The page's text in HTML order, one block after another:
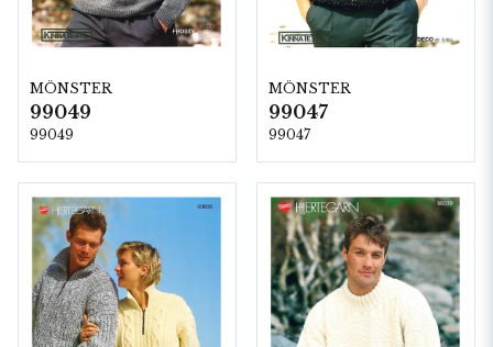
MÖNSTER
99049
99049
MÖNSTER
99047
99047